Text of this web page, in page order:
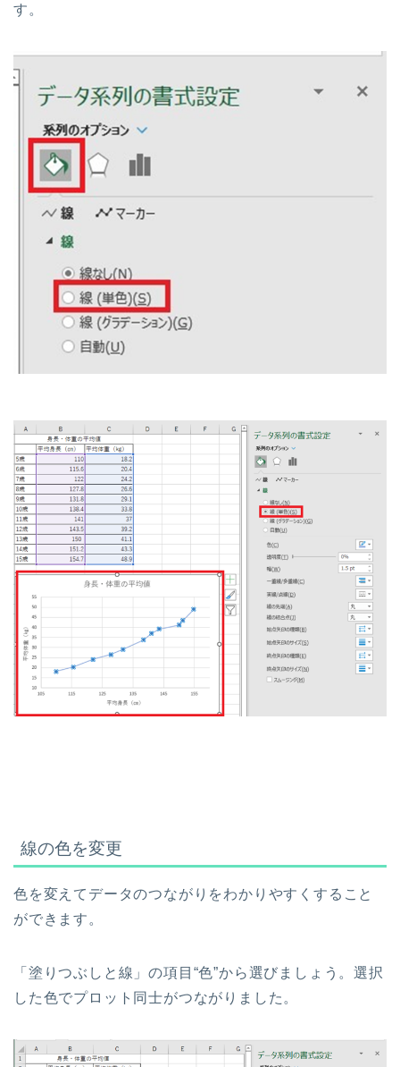
す。
線の色を変更
色を変えてデータのつながりをわかりやすくすること
ができます。
「塗りつぶしと線」の項目“色”から選びましょう。選択
した色でプロット同士がつながりました。